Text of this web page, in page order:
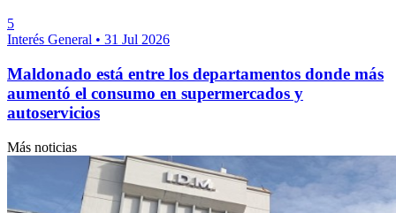
5
Interés General • 31 Jul 2026
Maldonado está entre los departamentos donde más
aumentó el consumo en supermercados y
autoservicios
Más noticias